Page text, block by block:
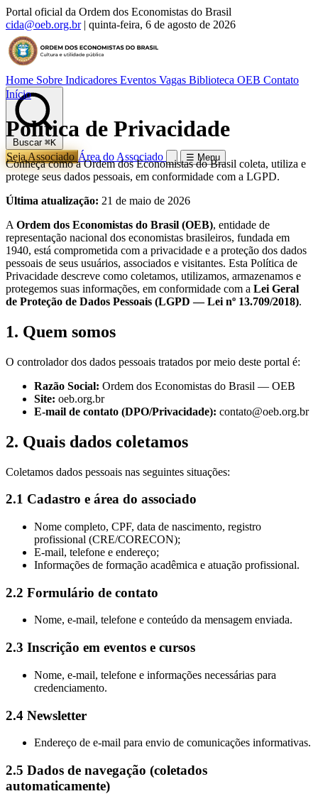
Portal oficial da Ordem dos Economistas do Brasil
cida@oeb.org.br | quinta-feira, 6 de agosto de 2026
Home Sobre Indicadores Eventos Vagas Biblioteca OEB Contato
Buscar ⌘K
Seja AssociadoÁrea do Associado ☰ Menu
Início
Política de Privacidade
Conheça como a Ordem dos Economistas do Brasil coleta, utiliza e
protege seus dados pessoais, em conformidade com a LGPD.
Última atualização: 21 de maio de 2026
A Ordem dos Economistas do Brasil (OEB), entidade de
representação nacional dos economistas brasileiros, fundada em
1940, está comprometida com a privacidade e a proteção dos dados
pessoais de seus usuários, associados e visitantes. Esta Política de
Privacidade descreve como coletamos, utilizamos, armazenamos e
protegemos suas informações, em conformidade com a Lei Geral
de Proteção de Dados Pessoais (LGPD — Lei nº 13.709/2018).
1. Quem somos
O controlador dos dados pessoais tratados por meio deste portal é:
Razão Social: Ordem dos Economistas do Brasil — OEB
Site: oeb.org.br
E-mail de contato (DPO/Privacidade): contato@oeb.org.br
2. Quais dados coletamos
Coletamos dados pessoais nas seguintes situações:
2.1 Cadastro e área do associado
Nome completo, CPF, data de nascimento, registro
profissional (CRE/CORECON);
E-mail, telefone e endereço;
Informações de formação acadêmica e atuação profissional.
2.2 Formulário de contato
Nome, e-mail, telefone e conteúdo da mensagem enviada.
2.3 Inscrição em eventos e cursos
Nome, e-mail, telefone e informações necessárias para
credenciamento.
2.4 Newsletter
Endereço de e-mail para envio de comunicações informativas.
2.5 Dados de navegação (coletados
automaticamente)